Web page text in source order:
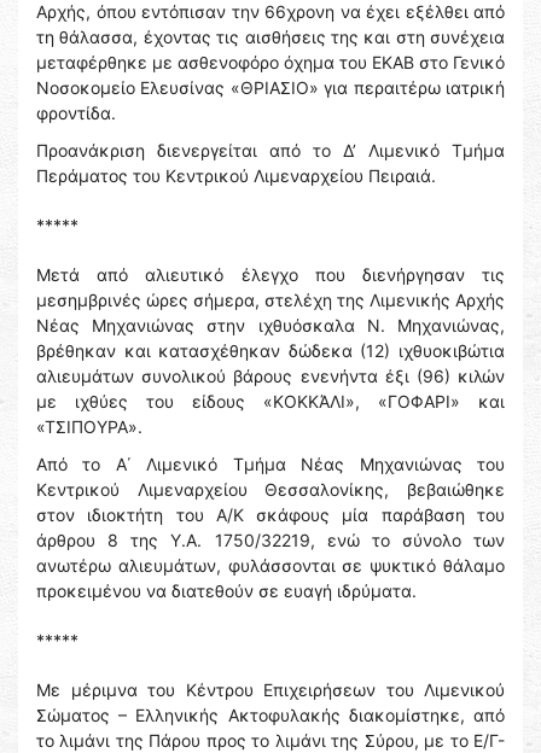
Αρχής, όπου εντόπισαν την 66χρονη να έχει εξέλθει από
τη θάλασσα, έχοντας τις αισθήσεις της και στη συνέχεια
μεταφέρθηκε με ασθενοφόρο όχημα του ΕΚΑΒ στο Γενικό
Νοσοκομείο Ελευσίνας «ΘΡΙΑΣΙΟ» για περαιτέρω ιατρική
φροντίδα.
Προανάκριση διενεργείται από το Δ’ Λιμενικό Τμήμα
Περάματος του Κεντρικού Λιμεναρχείου Πειραιά.
*****
Μετά από αλιευτικό έλεγχο που διενήργησαν τις
μεσημβρινές ώρες σήμερα, στελέχη της Λιμενικής Αρχής
Νέας Μηχανιώνας στην ιχθυόσκαλα Ν. Μηχανιώνας,
βρέθηκαν και κατασχέθηκαν δώδεκα (12) ιχθυοκιβώτια
αλιευμάτων συνολικού βάρους ενενήντα έξι (96) κιλών
με ιχθύες του είδους «ΚΟΚΚΆΛΙ», «ΓΟΦΑΡΙ» και
«ΤΣΙΠΟΥΡΑ».
Από το Α΄ Λιμενικό Τμήμα Νέας Μηχανιώνας του
Κεντρικού Λιμεναρχείου Θεσσαλονίκης, βεβαιώθηκε
στον ιδιοκτήτη του Α/Κ σκάφους μία παράβαση του
άρθρου 8 της Υ.Α. 1750/32219, ενώ το σύνολο των
ανωτέρω αλιευμάτων, φυλάσσονται σε ψυκτικό θάλαμο
προκειμένου να διατεθούν σε ευαγή ιδρύματα.
*****
Με μέριμνα του Κέντρου Επιχειρήσεων του Λιμενικού
Σώματος – Ελληνικής Ακτοφυλακής διακομίστηκε, από
το λιμάνι της Πάρου προς το λιμάνι της Σύρου, με το Ε/Γ-